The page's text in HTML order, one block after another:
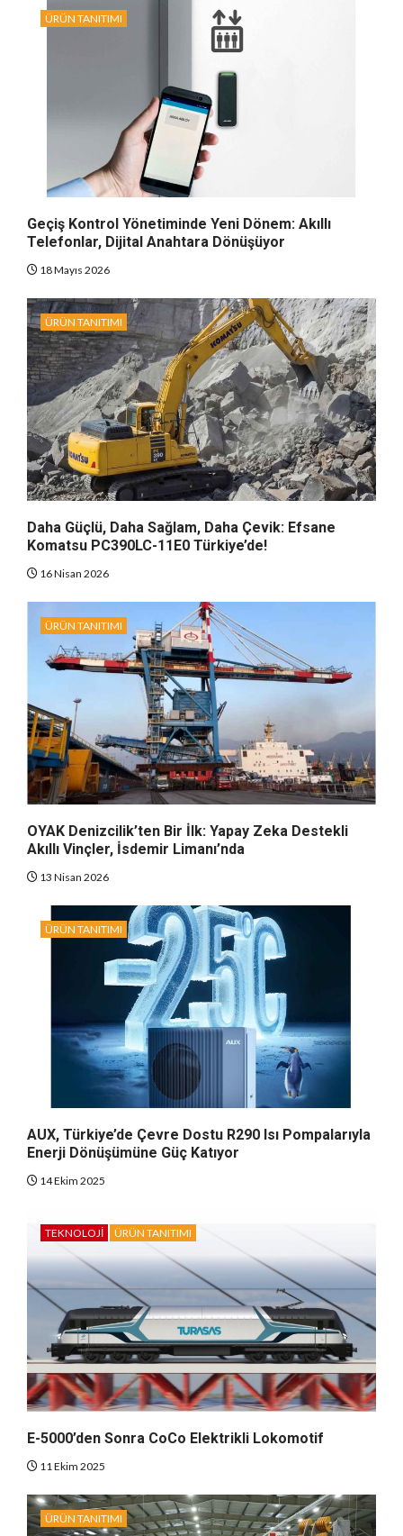
ÜRÜN TANITIMI
Geçiş Kontrol Yönetiminde Yeni Dönem: Akıllı
Telefonlar, Dijital Anahtara Dönüşüyor
18 Mayıs 2026
ÜRÜN TANITIMI
Daha Güçlü, Daha Sağlam, Daha Çevik: Efsane
Komatsu PC390LC-11E0 Türkiye’de!
16 Nisan 2026
ÜRÜN TANITIMI
OYAK Denizcilik’ten Bir İlk: Yapay Zeka Destekli
Akıllı Vinçler, İsdemir Limanı’nda
13 Nisan 2026
ÜRÜN TANITIMI
AUX, Türkiye’de Çevre Dostu R290 Isı Pompalarıyla
Enerji Dönüşümüne Güç Katıyor
14 Ekim 2025
TEKNOLOJI ÜRÜN TANITIMI
E-5000’den Sonra CoCo Elektrikli Lokomotif
11 Ekim 2025
ÜRÜN TANITIMI